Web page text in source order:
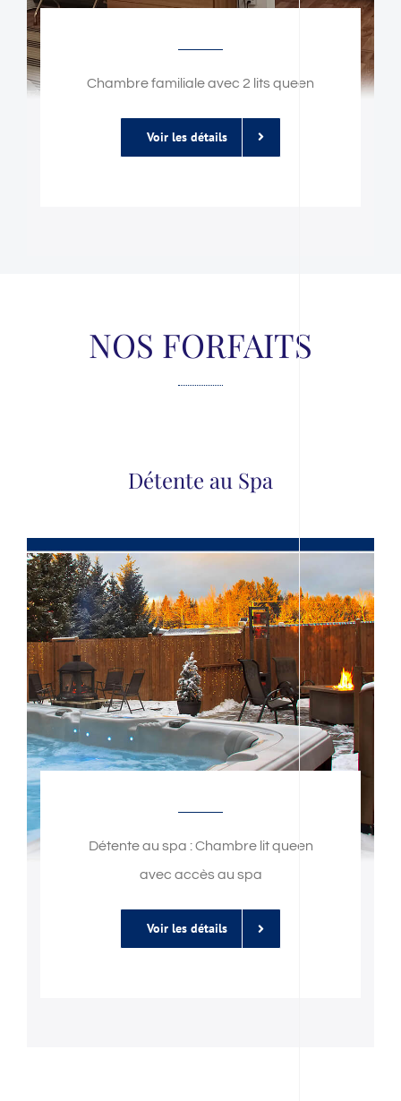
Chambre familiale avec 2 lits queen
Voir les détails
NOS FORFAITS
Détente au Spa
Détente au spa : Chambre lit queen
avec accès au spa
Voir les détails